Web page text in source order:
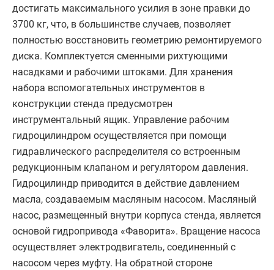
достигать максимального усилия в зоне правки до
3700 кг, что, в большинстве случаев, позволяет
полностью восстановить геометрию ремонтируемого
диска. Комплектуется сменными рихтующими
насадками и рабочими штоками. Для хранения
набора вспомогательных инструментов в
конструкции стенда предусмотрен
инструментальный ящик. Управление рабочим
гидроцилиндром осуществляется при помощи
гидравлического распределителя со встроенным
редукционным клапаном и регулятором давления.
Гидроцилиндр приводится в действие давлением
масла, создаваемым масляным насосом. Масляный
насос, размещенный внутри корпуса стенда, является
основой гидропривода «Фаворита». Вращение насоса
осуществляет электродвигатель, соединенный с
насосом через муфту. На обратной стороне